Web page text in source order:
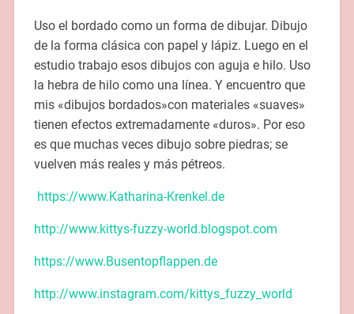
Uso el bordado como un forma de dibujar. Dibujo
de la forma clásica con papel y lápiz. Luego en el
estudio trabajo esos dibujos con aguja e hilo. Uso
la hebra de hilo como una línea. Y encuentro que
mis «dibujos bordados»con materiales «suaves»
tienen efectos extremadamente «duros». Por eso
es que muchas veces dibujo sobre piedras; se
vuelven más reales y más pétreos.
https://www.Katharina-Krenkel.de
http://www.kittys-fuzzy-world.blogspot.com
https://www.Busentopflappen.de
http://www.instagram.com/kittys_fuzzy_world